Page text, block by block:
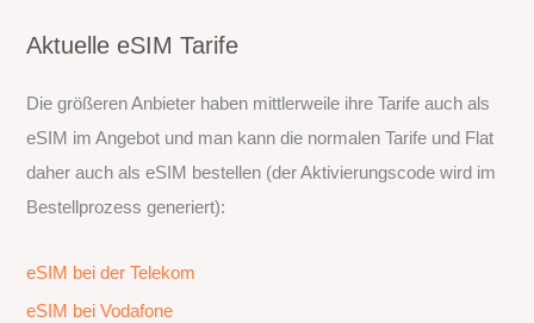
Aktuelle eSIM Tarife
Die größeren Anbieter haben mittlerweile ihre Tarife auch als
eSIM im Angebot und man kann die normalen Tarife und Flat
daher auch als eSIM bestellen (der Aktivierungscode wird im
Bestellprozess generiert):
eSIM bei der Telekom
eSIM bei Vodafone